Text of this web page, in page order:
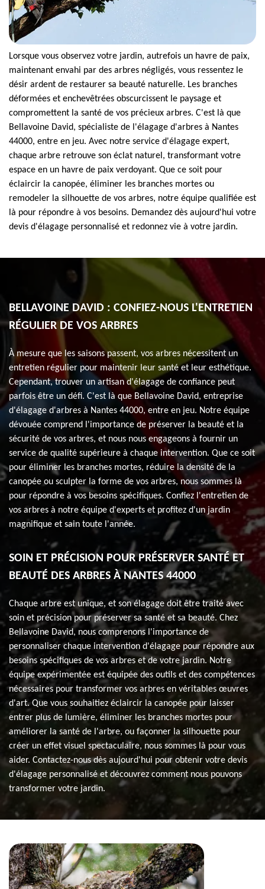
Lorsque vous observez votre jardin, autrefois un havre de paix,
maintenant envahi par des arbres négligés, vous ressentez le
désir ardent de restaurer sa beauté naturelle. Les branches
déformées et enchevêtrées obscurcissent le paysage et
compromettent la santé de vos précieux arbres. C'est là que
Bellavoine David, spécialiste de l'élagage d'arbres à Nantes
44000, entre en jeu. Avec notre service d'élagage expert,
chaque arbre retrouve son éclat naturel, transformant votre
espace en un havre de paix verdoyant. Que ce soit pour
éclaircir la canopée, éliminer les branches mortes ou
remodeler la silhouette de vos arbres, notre équipe qualifiée est
là pour répondre à vos besoins. Demandez dès aujourd'hui votre
devis d'élagage personnalisé et redonnez vie à votre jardin.
BELLAVOINE DAVID : CONFIEZ-NOUS L'ENTRETIEN
RÉGULIER DE VOS ARBRES
À mesure que les saisons passent, vos arbres nécessitent un
entretien régulier pour maintenir leur santé et leur esthétique.
Cependant, trouver un artisan d'élagage de confiance peut
parfois être un défi. C'est là que Bellavoine David, entreprise
d'élagage d'arbres à Nantes 44000, entre en jeu. Notre équipe
dévouée comprend l'importance de préserver la beauté et la
sécurité de vos arbres, et nous nous engageons à fournir un
service de qualité supérieure à chaque intervention. Que ce soit
pour éliminer les branches mortes, réduire la densité de la
canopée ou sculpter la forme de vos arbres, nous sommes là
pour répondre à vos besoins spécifiques. Confiez l'entretien de
vos arbres à notre équipe d'experts et profitez d'un jardin
magnifique et sain toute l'année.
SOIN ET PRÉCISION POUR PRÉSERVER SANTÉ ET
BEAUTÉ DES ARBRES À NANTES 44000
Chaque arbre est unique, et son élagage doit être traité avec
soin et précision pour préserver sa santé et sa beauté. Chez
Bellavoine David, nous comprenons l'importance de
personnaliser chaque intervention d'élagage pour répondre aux
besoins spécifiques de vos arbres et de votre jardin. Notre
équipe expérimentée est équipée des outils et des compétences
nécessaires pour transformer vos arbres en véritables œuvres
d'art. Que vous souhaitiez éclaircir la canopée pour laisser
entrer plus de lumière, éliminer les branches mortes pour
améliorer la santé de l'arbre, ou façonner la silhouette pour
créer un effet visuel spectaculaire, nous sommes là pour vous
aider. Contactez-nous dès aujourd'hui pour obtenir votre devis
d'élagage personnalisé et découvrez comment nous pouvons
transformer votre jardin.